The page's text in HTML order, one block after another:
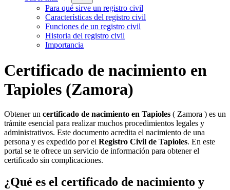
Para qué sirve un registro civil
Características del registro civil
Funciones de un registro civil
Historia del registro civil
Importancia
Certificado de nacimiento en
Tapioles (Zamora)
Obtener un certificado de nacimiento en Tapioles ( Zamora ) es un
trámite esencial para realizar muchos procedimientos legales y
administrativos. Este documento acredita el nacimiento de una
persona y es expedido por el Registro Civil de Tapioles. En este
portal se te ofrece un servicio de información para obtener el
certificado sin complicaciones.
¿Qué es el certificado de nacimiento y